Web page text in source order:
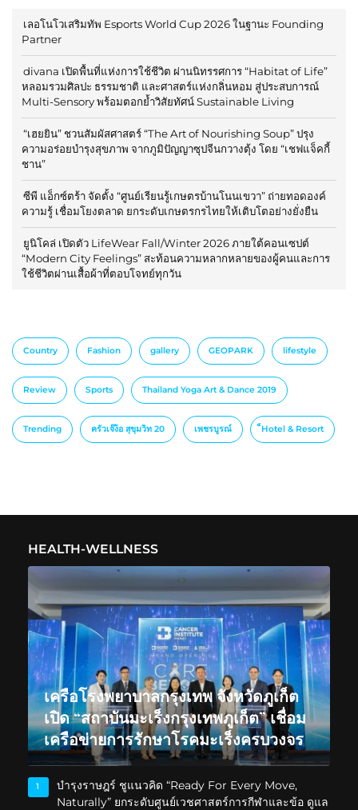
เลอโนโวเสริมทัพ Esports World Cup 2026 ในฐานะ Founding
Partner
divana เปิดพื้นที่แห่งการใช้ชีวิต ผ่านนิทรรศการ “Habitat of Life”
หลอมรวมศิลปะ ธรรมชาติ และศาสตร์แห่งกลิ่นหอม สู่ประสบการณ์
Multi-Sensory พร้อมตอกย้ำวิสัยทัศน์ Sustainable Living
“เฮยยิน” ชวนสัมผัสศาสตร์ “The Art of Nourishing Soup” ปรุง
ความอร่อยบำรุงสุขภาพ จากภูมิปัญญาซุปจีนกวางตุ้ง โดย “เชฟแจ็คกี้
ชาน”
ซีพี แอ็กซ์ตร้า จัดตั้ง “ศูนย์เรียนรู้เกษตรบ้านโนนเขวา” ถ่ายทอดองค์
ความรู้ เชื่อมโยงตลาด ยกระดับเกษตรกรไทยให้เติบโตอย่างยั่งยืน
ยูนิโคล่ เปิดตัว LifeWear Fall/Winter 2026 ภายใต้คอนเซปต์
“Modern City Feelings” สะท้อนความหลากหลายของผู้คนและการ
ใช้ชีวิตผ่านเสื้อผ้าที่ตอบโจทย์ทุกวัน
Country Fashion gallery GEOPARK lifestyle
Review Sports Thailand Yoga Art & Dance 2019
Trending ครัวเจ๊ง้อ สุขุมวิท 20 เพชรบูรณ์ ็Hotel & Resort
HEALTH-WELLNESS
เครือโรงพยาบาลกรุงเทพ จังหวัดภูเก็ต
เปิด “สถาบันมะเร็งกรุงเทพภูเก็ต” เชื่อม
เครือข่ายการรักษาโรคมะเร็งครบวงจร
1
บำรุงราษฎร์ ชูแนวคิด “Ready For Every Move,
Naturally” ยกระดับศูนย์เวชศาสตร์การกีฬาและข้อ ดูแล